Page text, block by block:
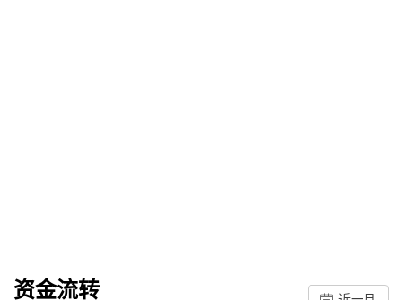
资金流转